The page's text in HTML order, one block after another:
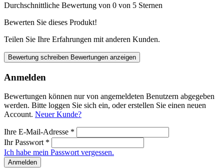
Durchschnittliche Bewertung von 0 von 5 Sternen
Bewerten Sie dieses Produkt!
Teilen Sie Ihre Erfahrungen mit anderen Kunden.
Bewertung schreiben Bewertungen anzeigen
Anmelden
Bewertungen können nur von angemeldeten Benutzern abgegeben
werden. Bitte loggen Sie sich ein, oder erstellen Sie einen neuen
Account. Neuer Kunde?
Ihre E-Mail-Adresse *
Ihr Passwort *
Ich habe mein Passwort vergessen.
Anmelden